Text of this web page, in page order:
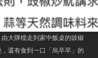
大牌檔走到家中飯桌的豉椒
還有食到一口「烏卒卒」的